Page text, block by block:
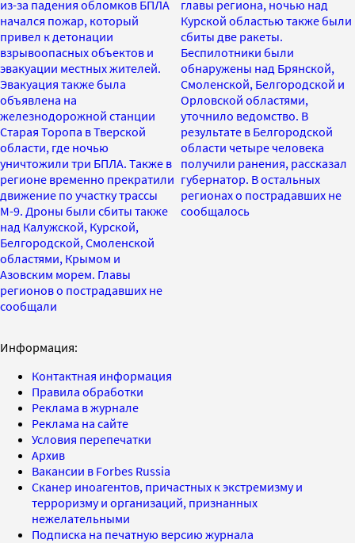
из-за падения обломков БПЛА
начался пожар, который
привел к детонации
взрывоопасных объектов и
эвакуации местных жителей.
Эвакуация также была
объявлена на
железнодорожной станции
Старая Торопа в Тверской
области, где ночью
уничтожили три БПЛА. Также в
регионе временно прекратили
движение по участку трассы
М-9. Дроны были сбиты также
над Калужской, Курской,
Белгородской, Смоленской
областями, Крымом и
Азовским морем. Главы
регионов о пострадавших не
сообщали
главы региона, ночью над
Курской областью также были
сбиты две ракеты.
Беспилотники были
обнаружены над Брянской,
Смоленской, Белгородской и
Орловской областями,
уточнило ведомство. В
результате в Белгородской
области четыре человека
получили ранения, рассказал
губернатор. В остальных
регионах о пострадавших не
сообщалось
Информация:
Контактная информация
Правила обработки
Реклама в журнале
Реклама на сайте
Условия перепечатки
Архив
Вакансии в Forbes Russia
Сканер иноагентов, причастных к экстремизму и
терроризму и организаций, признанных
нежелательными
Подписка на печатную версию журнала